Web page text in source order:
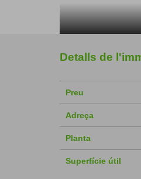
Detalls de
Preu
Adreça
Planta
Superfície útil